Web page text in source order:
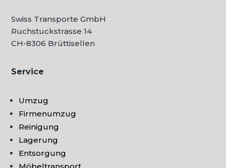
Swiss Transporte GmbH
Ruchstuckstrasse 14
CH-8306 Brüttisellen
Service
Umzug
Firmenumzug
Reinigung
Lagerung
Entsorgung